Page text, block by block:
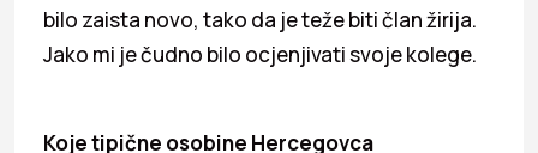
bilo zaista novo, tako da je teže biti član žirija.
Jako mi je čudno bilo ocjenjivati svoje kolege.
Koje tipične osobine Hercegovca